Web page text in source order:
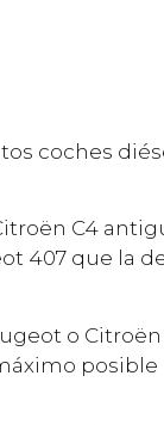
coches
C4
407 que la
o Citroën
posible